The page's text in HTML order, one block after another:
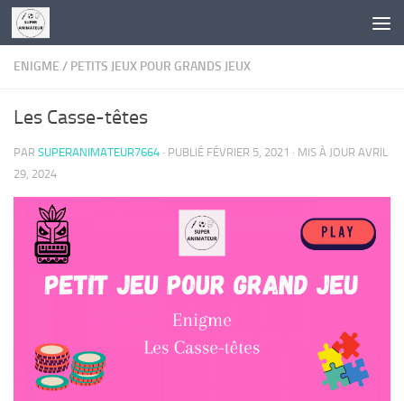
Skip to content
ENIGME / PETITS JEUX POUR GRANDS JEUX
Les Casse-têtes
PAR SUPERANIMATEUR7664 · PUBLIÉ FÉVRIER 5, 2021 · MIS À JOUR AVRIL
29, 2024